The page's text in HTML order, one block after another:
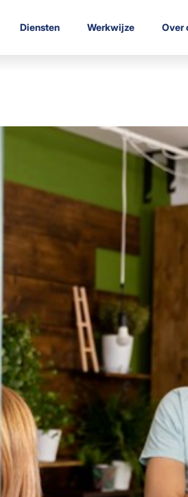
Diensten Werkwijze Over